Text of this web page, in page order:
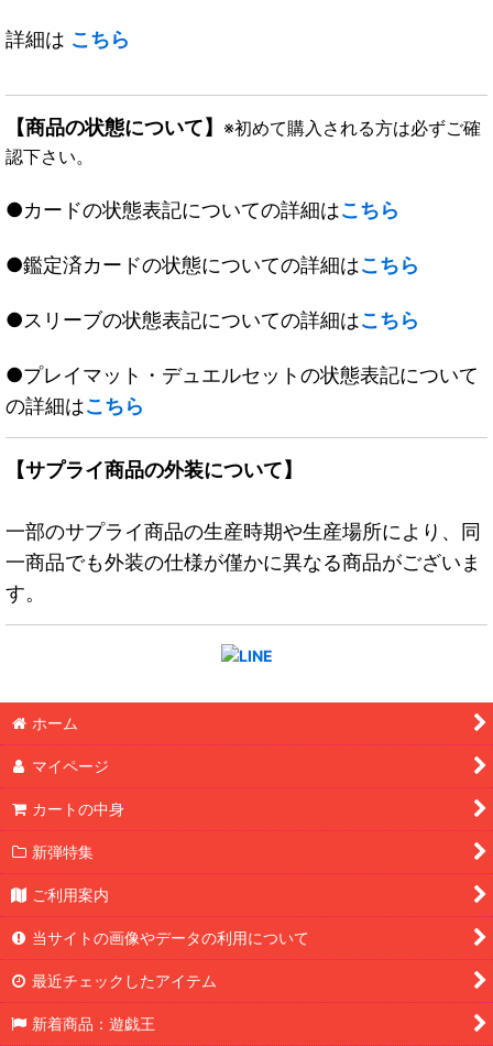
詳細は こちら
【商品の状態について】 ※初めて購入される方は必ずご確
認下さい。
●カードの状態表記についての詳細はこちら
●鑑定済カードの状態についての詳細はこちら
●スリーブの状態表記についての詳細はこちら
●プレイマット・デュエルセットの状態表記について
の詳細はこちら
【サプライ商品の外装について】
一部のサプライ商品の生産時期や生産場所により、同
一商品でも外装の仕様が僅かに異なる商品がございま
す。
ホーム
マイページ
カートの中身
新弾特集
ご利用案内
当サイトの画像やデータの利用について
最近チェックしたアイテム
新着商品：遊戯王